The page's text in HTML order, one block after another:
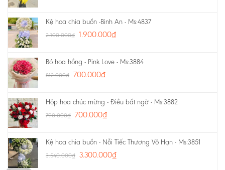
Kệ hoa chia buồn -Bình An - Ms:4837
2.100.000₫ 1.900.000₫
Bó hoa hồng - Pink Love - Ms:3884
812.000₫ 700.000₫
Hộp hoa chúc mừng - Điều bất ngờ - Ms:3882
790.000₫ 700.000₫
Kệ hoa chia buồn - Nỗi Tiếc Thương Vô Hạn - Ms:3851
3.540.000₫ 3.300.000₫